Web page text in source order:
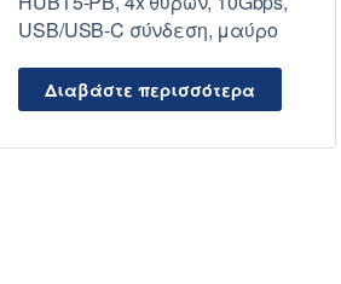
USB/USB-C σύνδεση, μαύρο
Διαβάστε περισσότερα